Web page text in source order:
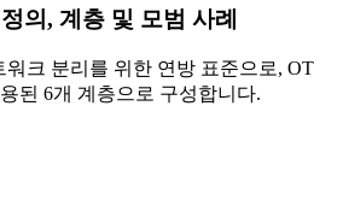
의, 계층 및 모범 사례
워크 분리를 위한 연방 표준으로, OT
된 6개 계층으로 구성합니다.